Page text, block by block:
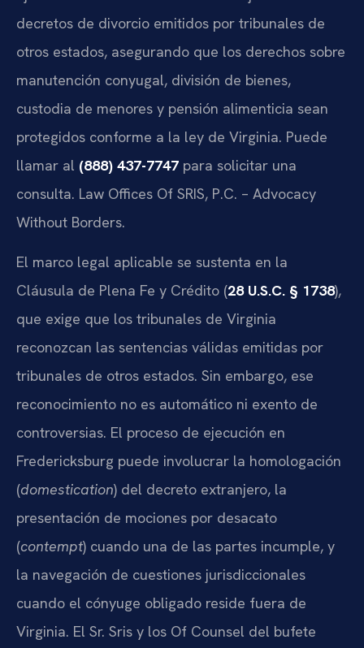
decretos de divorcio emitidos por tribunales de
otros estados, asegurando que los derechos sobre
manutención conyugal, división de bienes,
custodia de menores y pensión alimenticia sean
protegidos conforme a la ley de Virginia. Puede
llamar al (888) 437-7747 para solicitar una
consulta. Law Offices Of SRIS, P.C. – Advocacy
Without Borders.
El marco legal aplicable se sustenta en la
Cláusula de Plena Fe y Crédito (28 U.S.C. § 1738),
que exige que los tribunales de Virginia
reconozcan las sentencias válidas emitidas por
tribunales de otros estados. Sin embargo, ese
reconocimiento no es automático ni exento de
controversias. El proceso de ejecución en
Fredericksburg puede involucrar la homologación
(domestication) del decreto extranjero, la
presentación de mociones por desacato
(contempt) cuando una de las partes incumple, y
la navegación de cuestiones jurisdiccionales
cuando el cónyuge obligado reside fuera de
Virginia. El Sr. Sris y los Of Counsel del bufete